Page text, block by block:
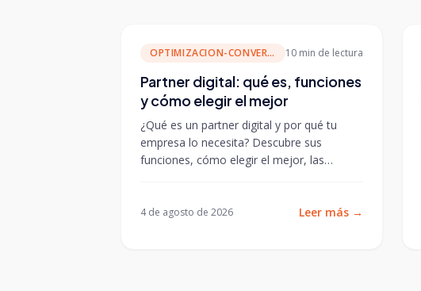
OPTIMIZACION-CONVERSION 10 min de lectura
Partner digital: qué es, funciones
y cómo elegir el mejor
¿Qué es un partner digital y por qué tu
empresa lo necesita? Descubre sus
funciones, cómo elegir el mejor, las
4 de agosto de 2026 Leer más→